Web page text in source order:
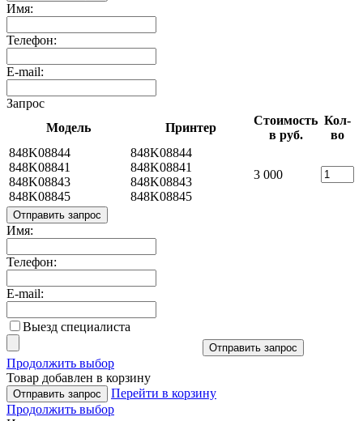
Имя:
Телефон:
E-mail:
Запрос
Модель
Принтер
Стоимость
в руб.
Кол-
во
848K08844
848K08841
848K08843
848K08845
848K08844
848K08841
848K08843
848K08845
3 000
Отправить запрос
Имя:
Телефон:
E-mail:
Выезд специалиста
Отправить запрос
Продолжить выбор
Товар добавлен в корзину
Отправить запрос
Перейти в корзину
Продолжить выбор